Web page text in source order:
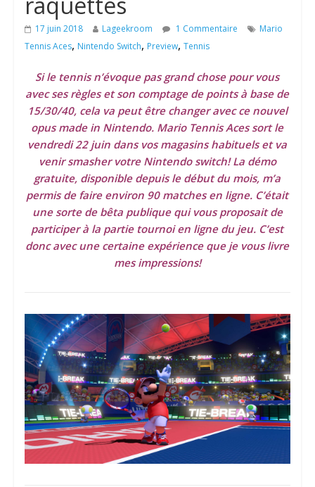
17 juin 2018 Lageekroom 1 Commentaire
Mario
Tennis Aces, Nintendo Switch, Preview, Tennis
Si le tennis n’évoque pas grand chose pour vous
avec ses règles et son comptage de points à base de
15/30/40, cela va peut être changer avec ce nouvel
opus made in Nintendo. Mario Tennis Aces sort le
vendredi 22 juin dans vos magasins habituels et va
venir smasher votre Nintendo switch! La démo
gratuite, disponible depuis le début du mois, m’a
permis de faire environ 90 matches en ligne. C’était
une sorte de bêta publique qui vous proposait de
participer à la partie tournoi en ligne du jeu. C’est
donc avec une certaine expérience que je vous livre
mes impressions!